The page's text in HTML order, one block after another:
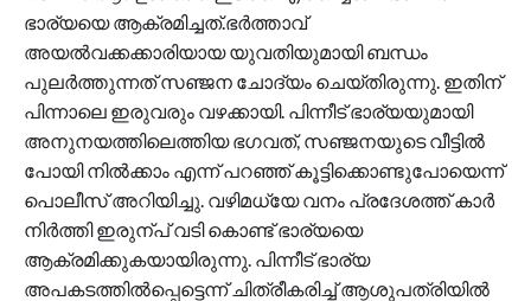
ഭാര്യയെ ആക്രമിച്ചത്.ഭർത്താവ്
അയൽവക്കക്കാരിയായ യുവതിയുമായി ബന്ധം
പുലർത്തുന്നത് സഞ്ജന ചോദ്യം ചെയ്തിരുന്നു. ഇതിന്
പിന്നാലെ ഇരുവരും വഴക്കായി. പിന്നീട് ഭാര്യയുമായി
അനുനയത്തിലെത്തിയ ഭഗവത്, സഞ്ജനയുടെ വീട്ടിൽ
പോയി നിൽക്കാം എന്ന് പറഞ്ഞ് കൂട്ടിക്കൊണ്ടുപോയെന്ന്
പൊലീസ് അറിയിച്ചു. വഴിമധ്യേ വനം പ്രദേശത്ത് കാർ
നിർത്തി ഇരുന്പ് വടി കൊണ്ട് ഭാര്യയെ
ആക്രമിക്കുകയായിരുന്നു. പിന്നീട് ഭാര്യ
അപകടത്തിൽപ്പെട്ടെന്ന് ചിത്രീകരിച്ച് ആശുപത്രിയിൽ